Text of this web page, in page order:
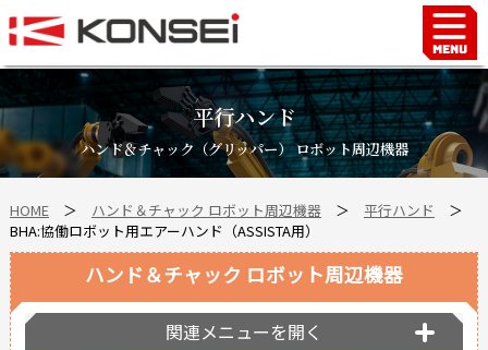
平行ハンド
ハンド＆チャック（グリッパー） ロボット周辺機器
HOME＞ ハンド＆チャック ロボット周辺機器＞ 平行ハンド
＞
BHA:協働ロボット用エアーハンド（ASSISTA用）
ハンド＆チャック ロボット周辺機器
関連メニューを開く
Home
ハンド＆チャックロボット周辺機器
FAシステム
スマートファクトリーLabo
自動車部品
企業情報
会社沿革